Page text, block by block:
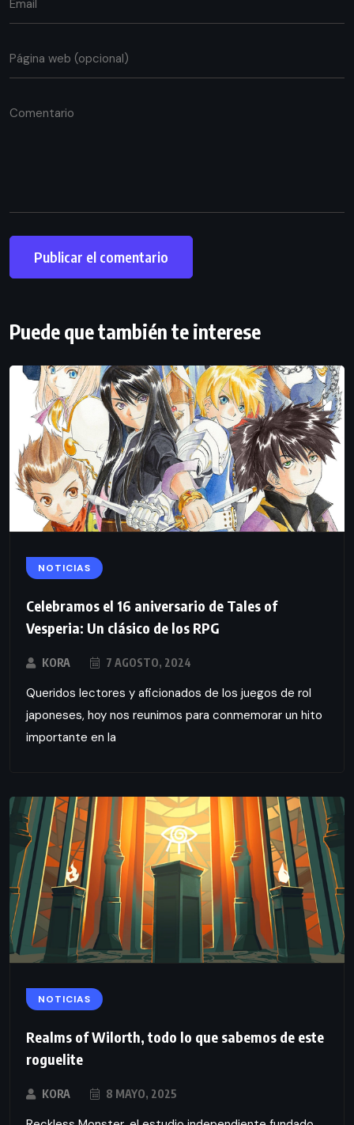
Puede que también te interese
NOTICIAS
Celebramos el 16 aniversario de Tales of
Vesperia: Un clásico de los RPG
KORA 7 AGOSTO, 2024
Queridos lectores y aficionados de los juegos de rol
japoneses, hoy nos reunimos para conmemorar un hito
importante en la
NOTICIAS
Realms of Wilorth, todo lo que sabemos de este
roguelite
KORA 8 MAYO, 2025